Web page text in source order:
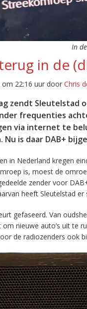
In
in de
om 22:16 uur door Chris
zendt
frequenties
via internet te
is daar DAB+
in Nederland kregen
is, moest de
zender voor
heeft Sleutelstad er
gefaseerd. Van
om nieuwe auto’s uit te
de radiozenders ook